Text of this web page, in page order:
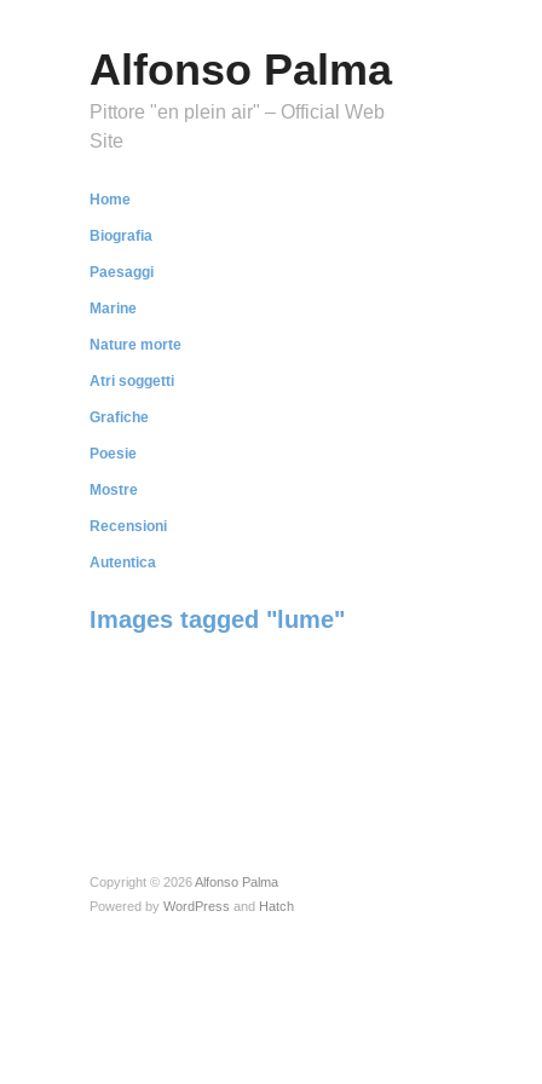
Alfonso Palma
Pittore "en plein air" – Official Web
Site
Home
Biografia
Paesaggi
Marine
Nature morte
Atri soggetti
Grafiche
Poesie
Mostre
Recensioni
Autentica
Images tagged "lume"
Copyright © 2026Alfonso Palma
Powered by WordPress and Hatch